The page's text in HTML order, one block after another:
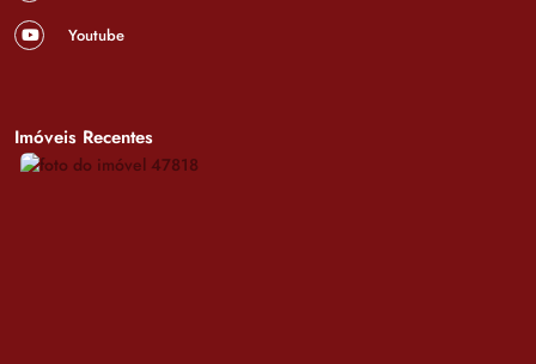
Youtube
Imóveis Recentes